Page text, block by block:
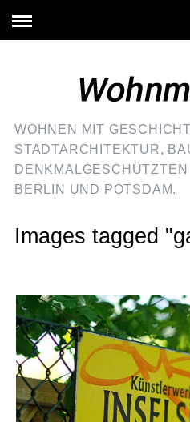
WOHNEN MIT
STADTARCHITEKTUR,
BERLIN UND POTSDAM.
Images tagged